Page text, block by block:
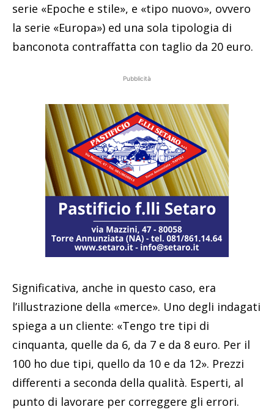
serie «Epoche e stile», e «tipo nuovo», ovvero
la serie «Europa») ed una sola tipologia di
banconota contraffatta con taglio da 20 euro.
Pubblicità
Significativa, anche in questo caso, era
l’illustrazione della «merce». Uno degli indagati
spiega a un cliente: «Tengo tre tipi di
cinquanta, quelle da 6, da 7 e da 8 euro. Per il
100 ho due tipi, quello da 10 e da 12». Prezzi
differenti a seconda della qualità. Esperti, al
punto di lavorare per correggere gli errori.